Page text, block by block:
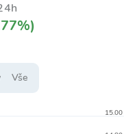
Vše
15.00